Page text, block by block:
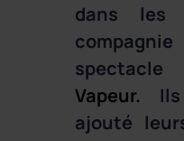
dans les
spectacle
Vapeur.
ajouté